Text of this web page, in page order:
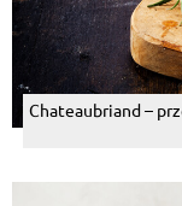
Chateaubriand –